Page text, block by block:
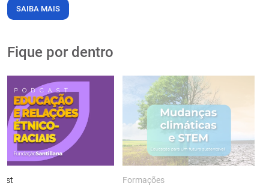
SAIBA MAIS
Fique por dentro
Formações